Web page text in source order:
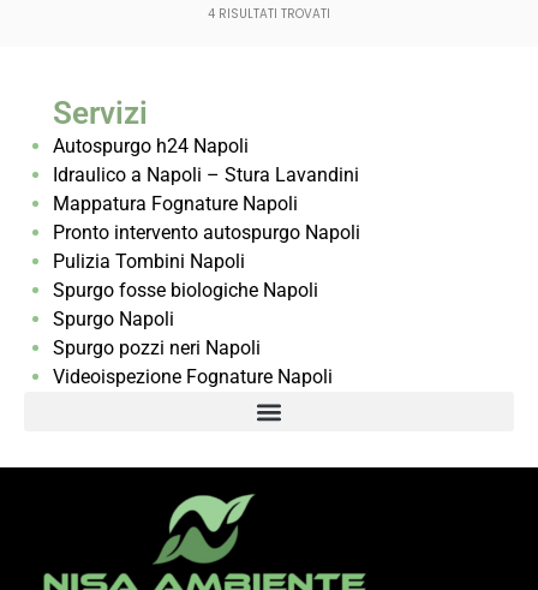
4 RISULTATI TROVATI
Servizi
Autospurgo h24 Napoli
Idraulico a Napoli – Stura Lavandini
Mappatura Fognature Napoli
Pronto intervento autospurgo Napoli
Pulizia Tombini Napoli
Spurgo fosse biologiche Napoli
Spurgo Napoli
Spurgo pozzi neri Napoli
Videoispezione Fognature Napoli